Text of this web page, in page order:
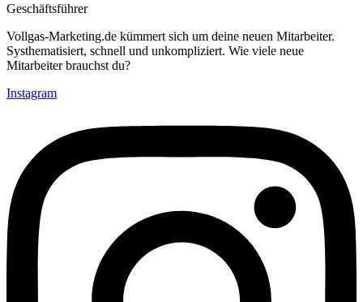
Geschäftsführer
Vollgas-Marketing.de kümmert sich um deine neuen Mitarbeiter.
Systhematisiert, schnell und unkompliziert. Wie viele neue
Mitarbeiter brauchst du?
Instagram